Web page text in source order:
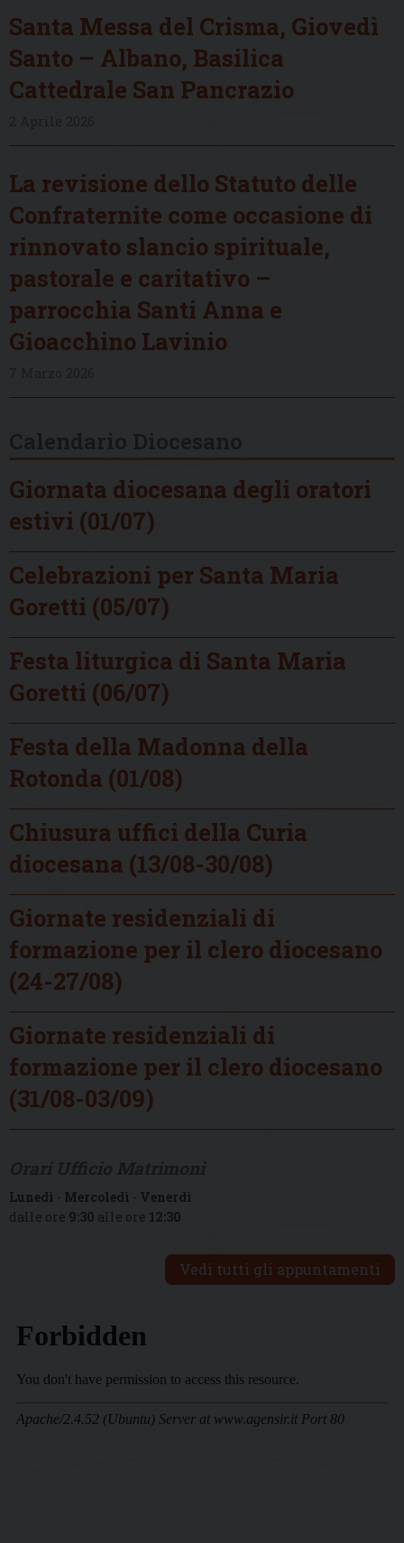
Santa Messa del Crisma, Giovedì
Santo – Albano, Basilica
Cattedrale San Pancrazio
La revisione dello Statuto delle
Confraternite come occasione di
rinnovato slancio spirituale,
pastorale e caritativo –
parrocchia Santi Anna e
Gioacchino Lavinio
Giornata diocesana degli oratori
estivi (01/07)
Celebrazioni per Santa Maria
Goretti (05/07)
Festa liturgica di Santa Maria
Goretti (06/07)
Festa della Madonna della
Rotonda (01/08)
Chiusura uffici della Curia
diocesana (13/08-30/08)
Giornate residenziali di
formazione per il clero diocesano
(24-27/08)
Giornate residenziali di
formazione per il clero diocesano
(31/08-03/09)
Lunedì - Mercoledì - Venerdì
dalle ore 9:30 alle ore 12:30
Vedi tutti gli appuntamenti